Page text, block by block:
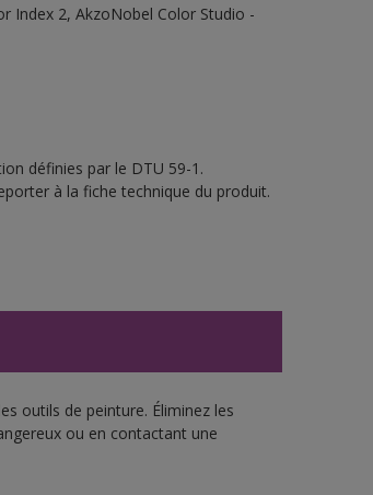
Index 2, AkzoNobel Color Studio -
définies par le DTU 59-1.
à la fiche technique du produit.
outils de peinture. Éliminez les
ou en contactant une